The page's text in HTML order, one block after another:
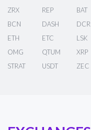
ZRX REP BAT
BCN
DASH DCR
ETH
ETC LSK
OMG
QTUM XRP
STRAT
USDT ZEC